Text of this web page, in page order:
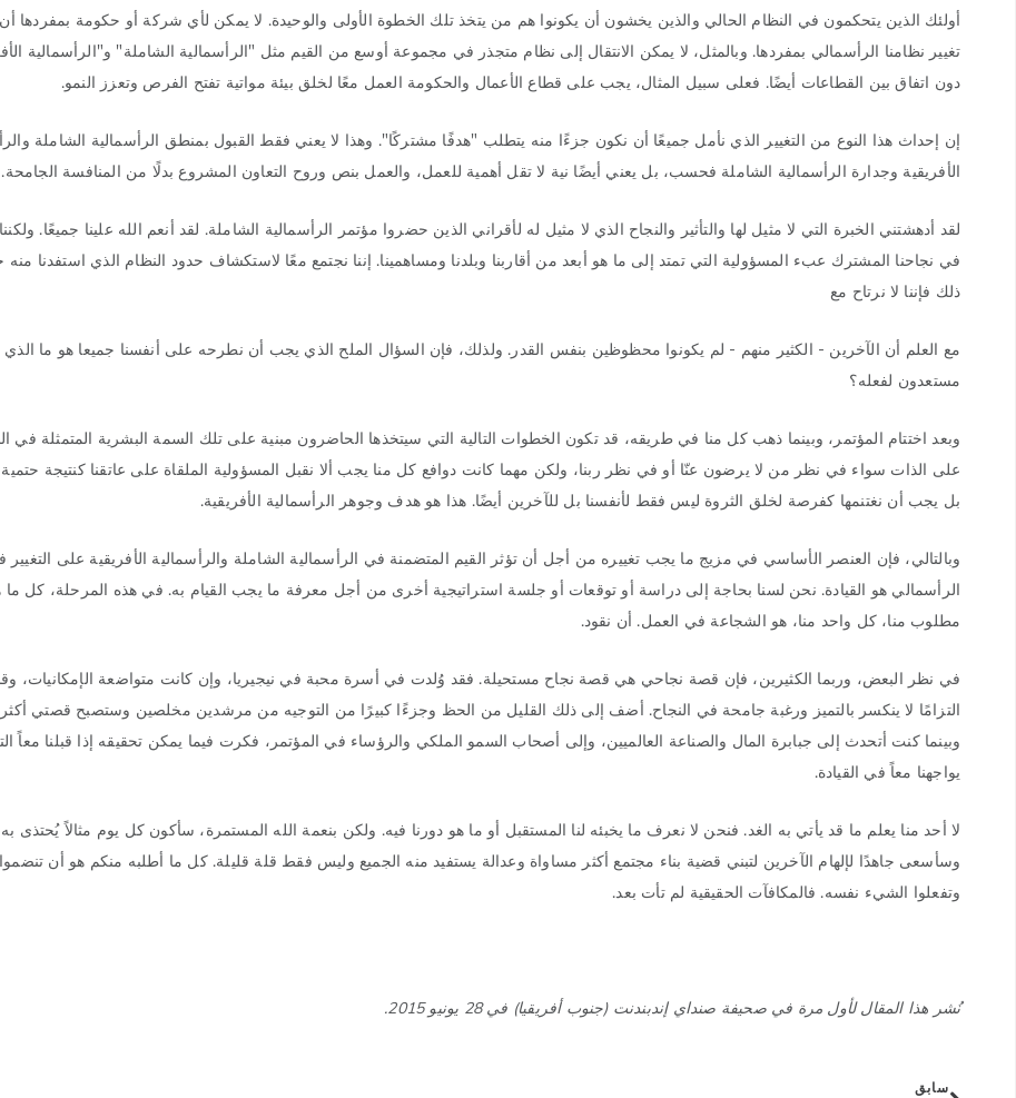
أولئك الذين يتحكمون في النظام الحالي والذين يخشون أن يكونوا هم من يتخذ تلك الخطوة الأولى والوحيدة. لا يمكن لأي شركة أو حكومة بمفردها
تغيير نظامنا الرأسمالي بمفردها. وبالمثل، لا يمكن الانتقال إلى نظام متجذر في مجموعة أوسع من القيم مثل "الرأسمالية الشاملة" و"الرأسمالية
دون اتفاق بين القطاعات أيضًا. فعلى سبيل المثال، يجب على قطاع الأعمال والحكومة العمل معًا لخلق بيئة مواتية تفتح الفرص وتعزز النمو.
إن إحداث هذا النوع من التغيير الذي نأمل جميعًا أن نكون جزءًا منه يتطلب "هدفًا مشتركًا". وهذا لا يعني فقط القبول بمنطق الرأسمالية الشاملة
الأفريقية وجدارة الرأسمالية الشاملة فحسب، بل يعني أيضًا نية لا تقل أهمية للعمل، والعمل بنص وروح التعاون المشروع بدلًا من المنافسة الجامحة.
لقد أدهشتني الخبرة التي لا مثيل لها والتأثير والنجاح الذي لا مثيل له لأقراني الذين حضروا مؤتمر الرأسمالية الشاملة. لقد أنعم الله علينا جميعًا.
في نجاحنا المشترك عبء المسؤولية التي تمتد إلى ما هو أبعد من أقاربنا وبلدنا ومساهمينا. إننا نجتمع معًا لاستكشاف حدود النظام الذي استفدنا منه
ذلك فإننا لا نرتاح مع
مع العلم أن الآخرين - الكثير منهم - لم يكونوا محظوظين بنفس القدر. ولذلك، فإن السؤال الملح الذي يجب أن نطرحه على أنفسنا جميعا هو ما
مستعدون لفعله؟
وبعد اختتام المؤتمر، وبينما ذهب كل منا في طريقه، قد تكون الخطوات التالية التي سيتخذها الحاضرون مبنية على تلك السمة البشرية المتمثلة في
على الذات سواء في نظر من لا يرضون عنّا أو في نظر ربنا، ولكن مهما كانت دوافع كل منا يجب ألا نقبل المسؤولية الملقاة على عاتقنا كنتيجة حتمية
بل يجب أن نغتنمها كفرصة لخلق الثروة ليس فقط لأنفسنا بل للآخرين أيضًا. هذا هو هدف وجوهر الرأسمالية الأفريقية.
وبالتالي، فإن العنصر الأساسي في مزيج ما يجب تغييره من أجل أن تؤثر القيم المتضمنة في الرأسمالية الشاملة والرأسمالية الأفريقية على التغيير
الرأسمالي هو القيادة. نحن لسنا بحاجة إلى دراسة أو توقعات أو جلسة استراتيجية أخرى من أجل معرفة ما يجب القيام به. في هذه المرحلة، كل ما
مطلوب منا، كل واحد منا، هو الشجاعة في العمل. أن نقود.
في نظر البعض، وربما الكثيرين، فإن قصة نجاحي هي قصة نجاح مستحيلة. فقد وُلدت في أسرة محبة في نيجيريا، وإن كانت متواضعة الإمكانيات،
التزامًا لا ينكسر بالتميز ورغبة جامحة في النجاح. أضف إلى ذلك القليل من الحظ وجزءًا كبيرًا من التوجيه من مرشدين مخلصين وستصبح قصتي
وبينما كنت أتحدث إلى جبابرة المال والصناعة العالميين، وإلى أصحاب السمو الملكي والرؤساء في المؤتمر، فكرت فيما يمكن تحقيقه إذا قبلنا معاً
يواجهنا معاً في القيادة.
لا أحد منا يعلم ما قد يأتي به الغد. فنحن لا نعرف ما يخبئه لنا المستقبل أو ما هو دورنا فيه. ولكن بنعمة الله المستمرة، سأكون كل يوم مثالاً يُحتذى
وسأسعى جاهدًا لإلهام الآخرين لتبني قضية بناء مجتمع أكثر مساواة وعدالة يستفيد منه الجميع وليس فقط قلة قليلة. كل ما أطلبه منكم هو أن
وتفعلوا الشيء نفسه. فالمكافآت الحقيقية لم تأت بعد.
نُشر هذا المقال لأول مرة في صحيفة صنداي إندبندنت (جنوب أفريقيا) في 28 يونيو 2015.
سابق